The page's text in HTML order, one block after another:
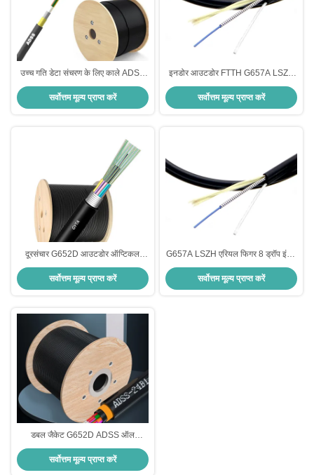
उच्च गति डेटा संचरण के लिए काले ADSS
फाइबर ऑप्टिक केबल मल्टी मोड
सर्वोत्तम मूल्य प्राप्त करें
इनडोर आउटडोर FTTH G657A LSZH
बख्तरबंद फाइबर ऑप्टिक केबल 2-288 कोर
के साथ डेटा सेंटर और संचार नेटवर्क के लिए
सर्वोत्तम मूल्य प्राप्त करें
दूरसंचार G652D आउटडोर ऑप्टिकल
फाइबर केबल GYTA/GYTS 2-288 कोर
सर्वोत्तम मूल्य प्राप्त करें
G657A LSZH एरियल फिगर 8 ड्रॉप इंडोर
आउटडोर आर्मर्ड फाइबर 2-4 कोर
सर्वोत्तम मूल्य प्राप्त करें
डबल जैकेट G652D ADSS ऑल
डायलेक्ट्रिक स्व-समर्थन काला ADSS
फाइबर ऑप्टिक
सर्वोत्तम मूल्य प्राप्त करें